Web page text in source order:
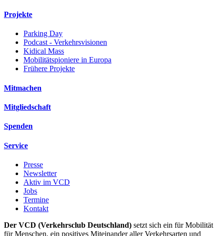
Projekte
Parking Day
Podcast - Verkehrsvisionen
Kidical Mass
Mobilitätspioniere in Europa
Frühere Projekte
Mitmachen
Mitgliedschaft
Spenden
Service
Presse
Newsletter
Aktiv im VCD
Jobs
Termine
Kontakt
Der VCD (Verkehrsclub Deutschland) setzt sich ein für Mobilität
für Menschen, ein positives Miteinander aller Verkehrsarten und